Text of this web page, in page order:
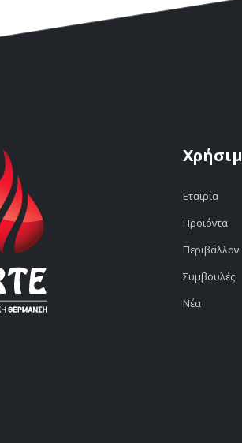
Εταιρία
Προϊόντα
Περιβάλλον
Συμβουλές
Νέα